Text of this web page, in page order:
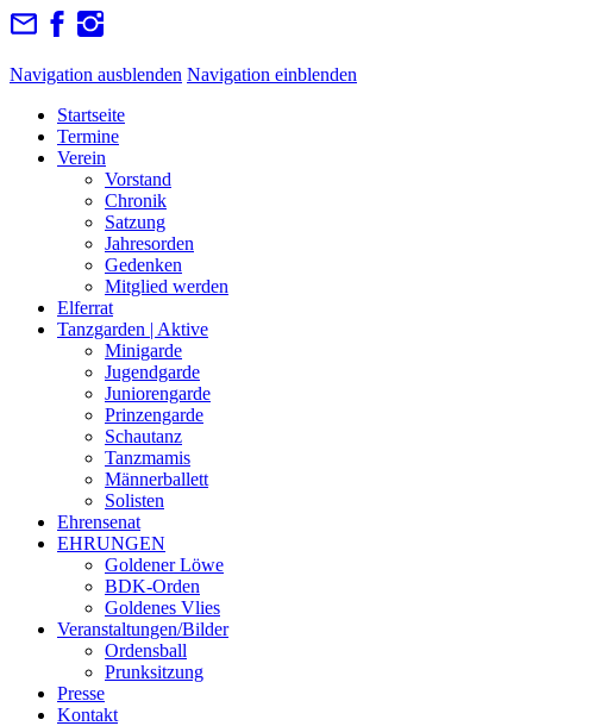
Navigation ausblenden Navigation einblenden
Startseite
Termine
Verein
Vorstand
Chronik
Satzung
Jahresorden
Gedenken
Mitglied werden
Elferrat
Tanzgarden | Aktive
Minigarde
Jugendgarde
Juniorengarde
Prinzengarde
Schautanz
Tanzmamis
Männerballett
Solisten
Ehrensenat
EHRUNGEN
Goldener Löwe
BDK-Orden
Goldenes Vlies
Veranstaltungen/Bilder
Ordensball
Prunksitzung
Presse
Kontakt